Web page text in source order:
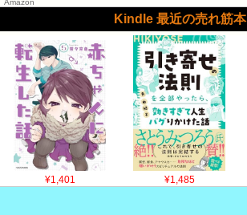
Amazon
Kindle 最近の売れ筋本
¥1,401 ¥1,485